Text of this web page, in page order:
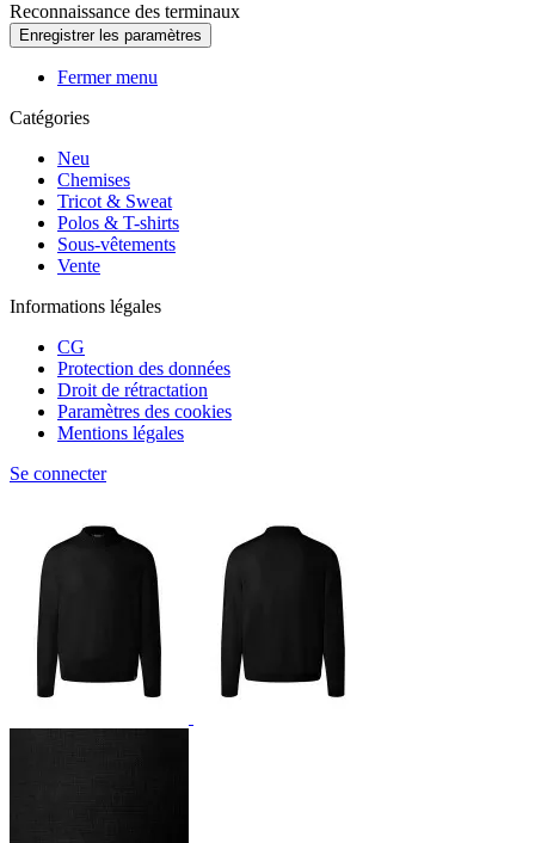
Reconnaissance des terminaux
Fermer menu
Catégories
Neu
Chemises
Tricot & Sweat
Polos & T-shirts
Sous-vêtements
Vente
Informations légales
CG
Protection des données
Droit de rétractation
Paramètres des cookies
Mentions légales
Se connecter